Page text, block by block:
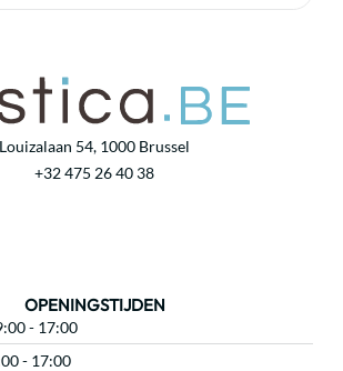
Louizalaan 54, 1000 Brussel
+32 475 26 40 38
OPENINGSTIJDEN
- 17:00
- 17:00